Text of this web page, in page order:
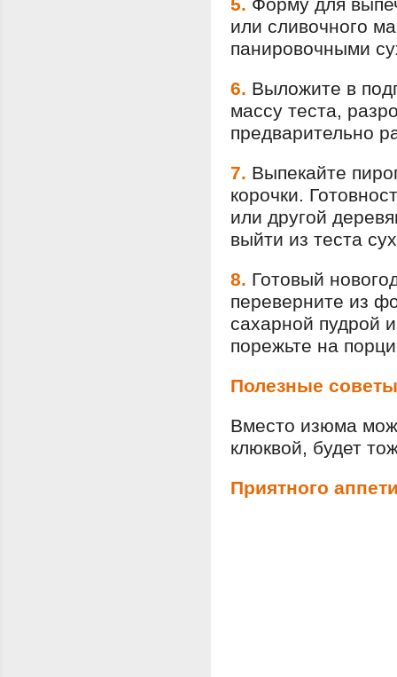
или сливочного
панировочными
6. Выложите в
массу теста,
предварительно
7. Выпекайте
корочки.
или другой
выйти из теста
8. Готовый
переверните из
сахарной пудрой
порежьте на
Полезные советы
Вместо изюма
клюквой, будет
Приятного